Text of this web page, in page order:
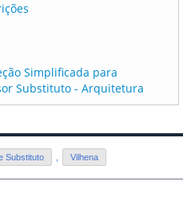
Simplificada para
Substituto - Arquitetura
Substituto , Vilhena